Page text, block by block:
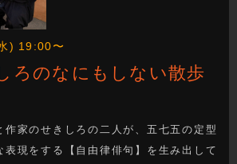
) 19:00〜
ろのなにもしない散歩
作家のせきしろの二人が、五七五の定型
表現をする【自由律俳句】を生み出して